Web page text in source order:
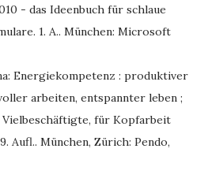
- das Ideenbuch für schlaue
1. A.. München: Microsoft
Energiekompetenz : produktiver
arbeiten, entspannter leben ;
für Kopfarbeit
Aufl.. München, Zürich: Pendo,